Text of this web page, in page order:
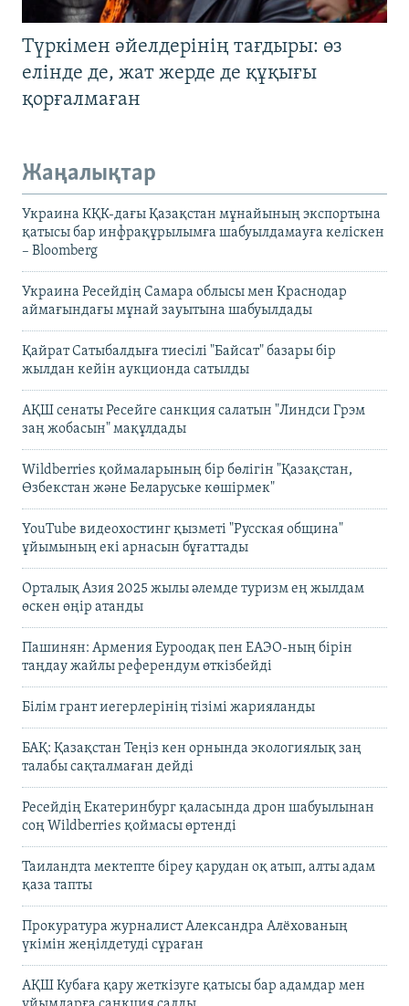
Түркімен әйелдерінің тағдыры: өз
елінде де, жат жерде де құқығы
қорғалмаған
Жаңалықтар
Украина КҚК-дағы Қазақстан мұнайының экспортына
қатысы бар инфрақұрылымға шабуылдамауға келіскен
– Bloomberg
Украина Ресейдің Самара облысы мен Краснодар
аймағындағы мұнай зауытына шабуылдады
Қайрат Сатыбалдыға тиесілі "Байсат" базары бір
жылдан кейін аукционда сатылды
АҚШ сенаты Ресейге санкция салатын "Линдси Грэм
заң жобасын" мақұлдады
Wildberries қоймаларының бір бөлігін "Қазақстан,
Өзбекстан және Беларуське көшірмек"
YouTube видеохостинг қызметі "Русская община"
ұйымының екі арнасын бұғаттады
Орталық Азия 2025 жылы әлемде туризм ең жылдам
өскен өңір атанды
Пашинян: Армения Еуроодақ пен ЕАЭО-ның бірін
таңдау жайлы референдум өткізбейді
Білім грант иегерлерінің тізімі жарияланды
БАҚ: Қазақстан Теңіз кен орнында экологиялық заң
талабы сақталмаған дейді
Ресейдің Екатеринбург қаласында дрон шабуылынан
соң Wildberries қоймасы өртенді
Таиландта мектепте біреу қарудан оқ атып, алты адам
қаза тапты
Прокуратура журналист Александра Алёхованың
үкімін жеңілдетуді сұраған
АҚШ Кубаға қару жеткізуге қатысы бар адамдар мен